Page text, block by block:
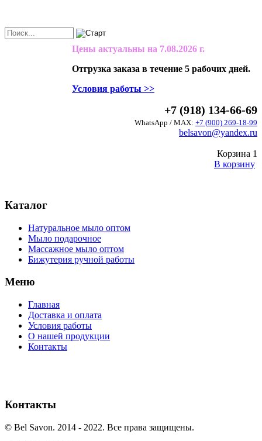
Цены актуальны на 7.08.2026 г.
Отгрузка заказа в течение 5 рабочих дней.
Условия работы >>
+7 (918) 134-66-69
WhatsApp / MAX: +7 (900) 269-18-99
belsavon@yandex.ru
Корзина 1
В корзину
Каталог
Натуральное мыло оптом
Мыло подарочное
Массажное мыло оптом
Бижутерия ручной работы
Меню
Главная
Доставка и оплата
Условия работы
О нашей продукции
Контакты
Контакты
© Bel Savon. 2014 - 2022. Все права защищены.